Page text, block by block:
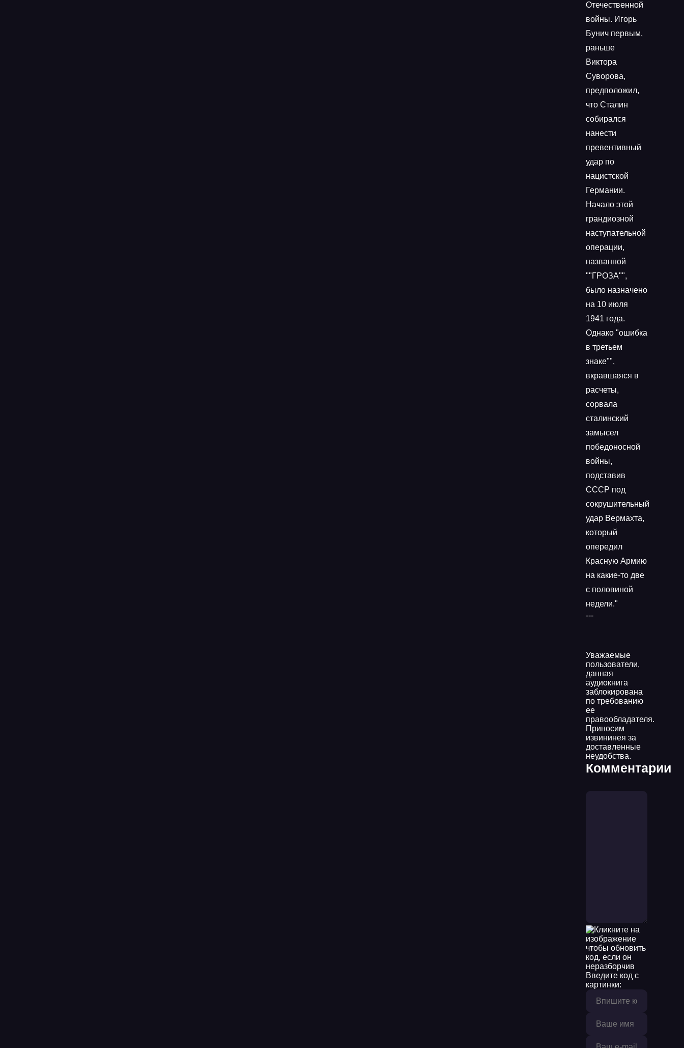
Отечественной
войны. Игорь
Бунич первым,
раньше
Виктора
Суворова,
предположил,
что Сталин
собирался
нанести
превентивный
удар по
нацистской
Германии.
Начало этой
грандиозной
наступательной
операции,
названной
""ГРОЗА"",
было назначено
на 10 июля
1941 года.
Однако "ошибка
в третьем
знаке"",
вкравшаяся в
расчеты,
сорвала
сталинский
замысел
победоносной
войны,
подставив
СССР под
сокрушительный
удар Вермахта,
который
опередил
Красную Армию
на какие-то две
с половиной
недели."
---
Уважаемые
пользователи,
данная
аудиокнига
заблокирована
по требованию
ее
правообладателя.
Приносим
извининея за
доставленные
неудобства.
Комментарии
Введите код с
картинки: